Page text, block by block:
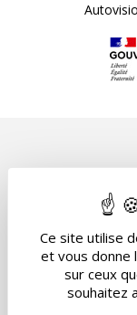
Ce site utilise
et vous donne
sur ceux
souhaitez